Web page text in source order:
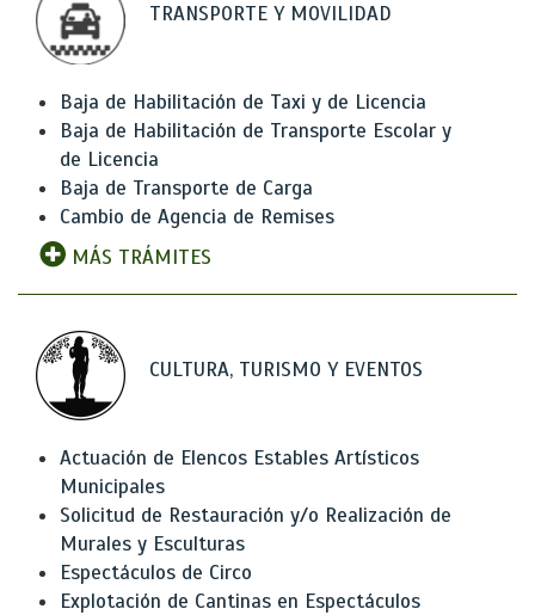
TRANSPORTE Y MOVILIDAD
Baja de Habilitación de Taxi y de Licencia
Baja de Habilitación de Transporte Escolar y
de Licencia
Baja de Transporte de Carga
Cambio de Agencia de Remises
MÁS TRÁMITES
CULTURA, TURISMO Y EVENTOS
Actuación de Elencos Estables Artísticos
Municipales
Solicitud de Restauración y/o Realización de
Murales y Esculturas
Espectáculos de Circo
Explotación de Cantinas en Espectáculos